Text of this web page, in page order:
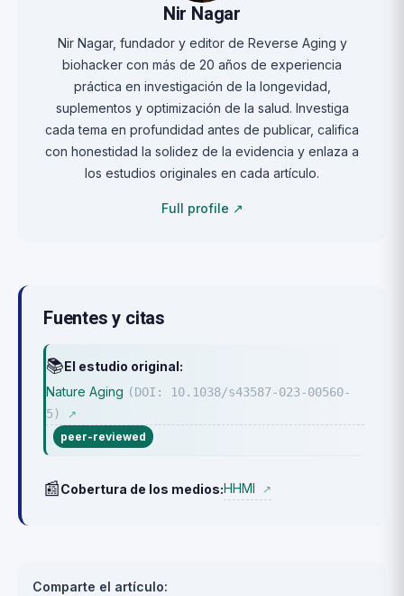
Nir Nagar
Nir Nagar, fundador y editor de Reverse Aging y
biohacker con más de 20 años de experiencia
práctica en investigación de la longevidad,
suplementos y optimización de la salud. Investiga
cada tema en profundidad antes de publicar, califica
con honestidad la solidez de la evidencia y enlaza a
los estudios originales en cada artículo.
Full profile ↗
Fuentes y citas
📚El estudio original:
Nature Aging (DOI: 10.1038/s43587-023-00560-
5)
↗
peer-reviewed
📰Cobertura de los medios:HHMI ↗
Comparte el artículo: